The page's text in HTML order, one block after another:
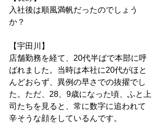
入社後は順風満帆だったのでしょう
か？
【宇田川】
店舗勤務を経て、20代半ばで本部に呼
ばれました。当時は本社に20代がほと
んどおらず、異例の早さでの抜擢でし
た。ただ、28、9歳になった頃、ふと上
司たちを見ると、常に数字に追われて
辛そうな顔をしているんです。